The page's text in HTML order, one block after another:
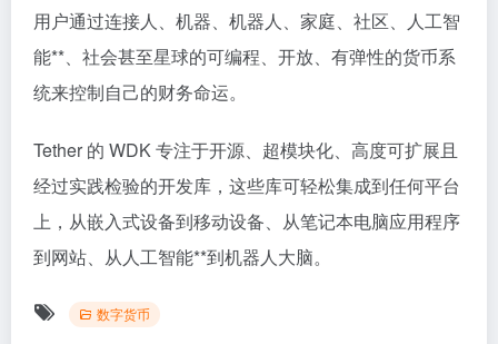
用户通过连接人、机器、机器人、家庭、社区、人工智
能**、社会甚至星球的可编程、开放、有弹性的货币系
统来控制自己的财务命运。
Tether 的 WDK 专注于开源、超模块化、高度可扩展且
经过实践检验的开发库，这些库可轻松集成到任何平台
上，从嵌入式设备到移动设备、从笔记本电脑应用程序
到网站、从人工智能**到机器人大脑。
数字货币